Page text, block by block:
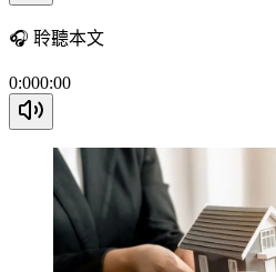
🎧 聆聽本文
0:000:00